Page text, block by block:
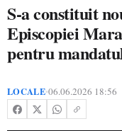
S-a constituit
Episcopiei
pentru
LOCALE•06.06.2026 18:56